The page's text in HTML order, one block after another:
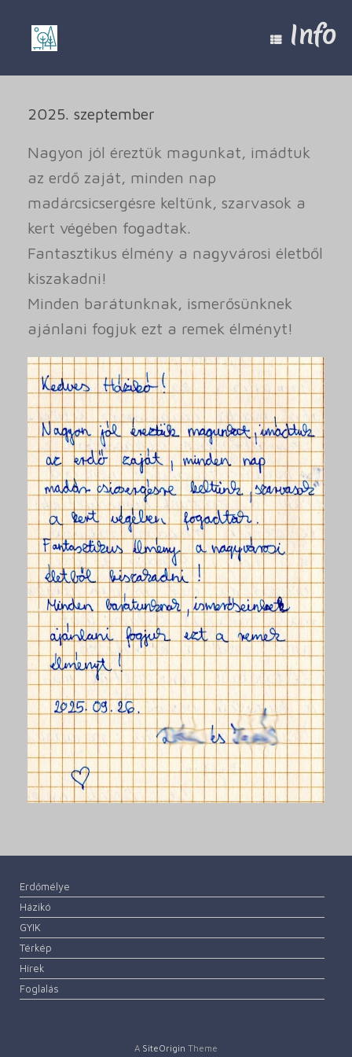
Info
2025. szeptember
Nagyon jól éreztük magunkat, imádtuk
az erdő zaját, minden nap
madárcsicsergésre keltünk, szarvasok a
kert végében fogadtak.
Fantasztikus élmény a nagyvárosi életből
kiszakadni!
Minden barátunknak, ismerősünknek
ajánlani fogjuk ezt a remek élményt!
Erdőmélye
Házikó
GYIK
Térkép
Hírek
Foglalás
A SiteOrigin Theme